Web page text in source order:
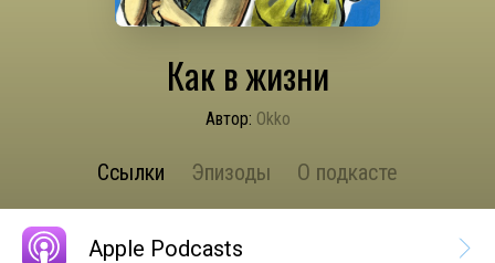
Как в жизни
Автор: Okko
Ссылки Эпизоды О подкасте
Apple Podcasts